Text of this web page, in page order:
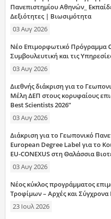
Πανεπιστημίου Αθηνών_
Δεξιότητες | Βιωσιμότητα
03 Αυγ 2026
Νέο Επιμορφωτικό Πρόγραμμα
Συμβουλευτική και τις
03 Αυγ 2026
Διεθνής διάκριση για το
Μέλη ΔΕΠ στους κορυφαίους
Best Scientists 2026”
03 Αυγ 2026
Διάκριση για το Γεωπονικό
European Degree Label για το
EU-CONEXUS στη Θαλάσσια
03 Αυγ 2026
Νέος κύκλος προγράμματος
Τροφίμων – Αρχές και Σύγχρονα
23 Ιουλ 2026